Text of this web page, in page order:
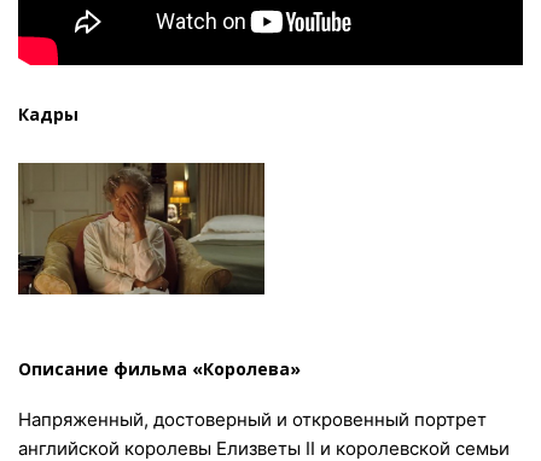
Кадры
Описание фильма «Королева»
Напряженный, достоверный и откровенный портрет
английской королевы Елизветы II и королевской семьи